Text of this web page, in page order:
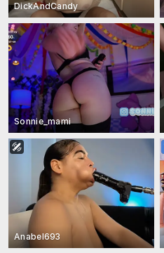
DickAndCandy
Sonnie_mami
Anabel693